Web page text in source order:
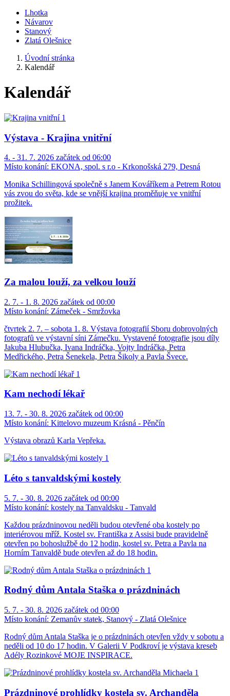
Lhotka
Návarov
Stanový
Zlatá Olešnice
Úvodní stránka
Kalendář
Kalendář
Výstava - Krajina vnitřní
4. - 31. 7. 2026 začátek od 06:00
Místo konání: EKONA, spol. s r.o - Krkonošská 279, Desná
Monika Schillingová společně s Janem Kováříkem a Petrem Rotou
vás zvou do světa, kde se vnější krajina proměňuje ve vnitřní
prožitek.
Za malou louží, za velkou louží
2. 7. - 1. 8. 2026 začátek od 00:00
Místo konání: Zámeček - Smržovka
čtvrtek 2. 7. – sobota 1. 8. Výstava fotografií Sboru dobrovolných
fotografů ve výstavní síni Zámečku. Vystavené fotografie jsou díly
Jakuba Hlubučka, Ivana Indráčka, Vojty Indráčka, Petra
Medřického, Petra Šenekela, Petra Šikoly a Pavla Švece.
Kam nechodí lékař
13. 7. - 30. 8. 2026 začátek od 00:00
Místo konání: Kittelovo muzeum Krásná - Pěnčín
Výstava obrazů Karla Vepřeka.
Léto s tanvaldskými kostely
5. 7. - 30. 8. 2026 začátek od 00:00
Místo konání: kostely na Tanvaldsku - Tanvald
Každou prázdninovou neděli budou otevřené oba kostely po
interiérovou mříž. Kostel sv. Františka z Assisi bude pravidelně
otevřen po bohoslužbě do 12 hodin, kostel sv. Petra a Pavla na
Horním Tanvaldě bude otevřen až do 18 hodin.
Rodný dům Antala Staška o prázdninách
5. 7. - 30. 8. 2026 začátek od 00:00
Místo konání: Zemanův statek, Stanový - Zlatá Olešnice
Rodný dům Antala Staška je o prázdninách otevřen vždy v sobotu a
neděli od 10 do 17 hodin. V Galerii V Podkroví je výstava kreseb
Adély Rozinkové MOJE INSPIRACE.
Prázdninové prohlídky kostela sv. Archanděla